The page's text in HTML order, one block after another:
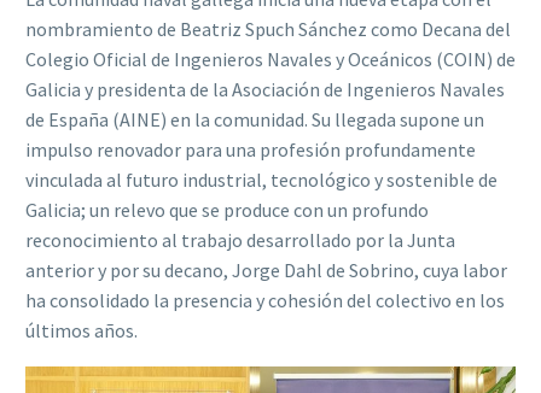
nombramiento de Beatriz Spuch Sánchez como Decana del
Colegio Oficial de Ingenieros Navales y Oceánicos (COIN) de
Galicia y presidenta de la Asociación de Ingenieros Navales
de España (AINE) en la comunidad. Su llegada supone un
impulso renovador para una profesión profundamente
vinculada al futuro industrial, tecnológico y sostenible de
Galicia; un relevo que se produce con un profundo
reconocimiento al trabajo desarrollado por la Junta
anterior y por su decano, Jorge Dahl de Sobrino, cuya labor
ha consolidado la presencia y cohesión del colectivo en los
últimos años.